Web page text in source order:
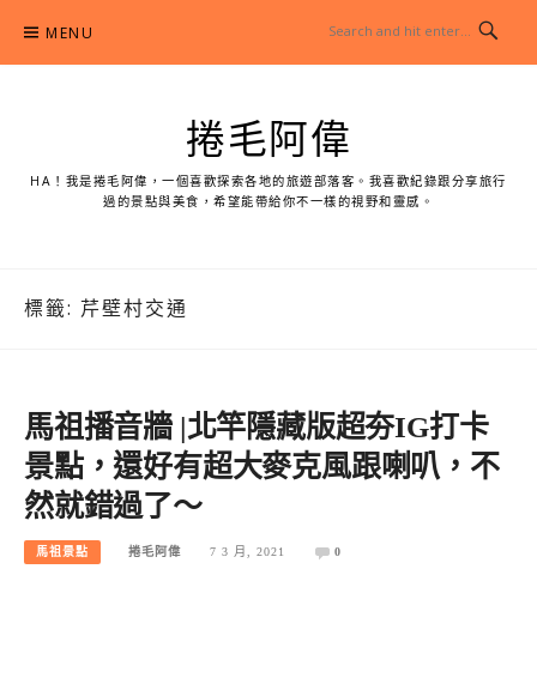
content
MENU
捲毛阿偉
HA！我是捲毛阿偉，一個喜歡探索各地的旅遊部落客。我喜歡紀錄跟分享旅行
過的景點與美食，希望能帶給你不一樣的視野和靈感。
標籤: 芹壁村交通
馬祖播音牆 |北竿隱藏版超夯IG打卡
景點，還好有超大麥克風跟喇叭，不
然就錯過了～
馬祖景點 捲毛阿偉 7 3 月, 2021 0